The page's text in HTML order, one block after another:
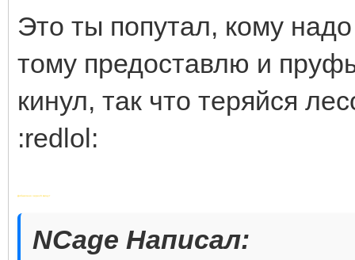
Это ты попутал, кому
тому предоставлю и
кинул, так что теряйся
:redlol:
Добавлено через 6 минут
NCage Написал: